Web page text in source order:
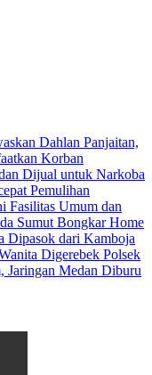
Dahlan Panjaitan,
Korban
Dijual untuk Narkoba
Pemulihan
Fasilitas Umum dan
Sumut Bongkar Home
Dipasok dari Kamboja
Digerebek Polsek
Jaringan Medan Diburu